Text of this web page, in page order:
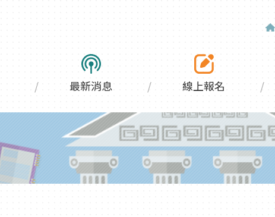
最新消息 線上報名